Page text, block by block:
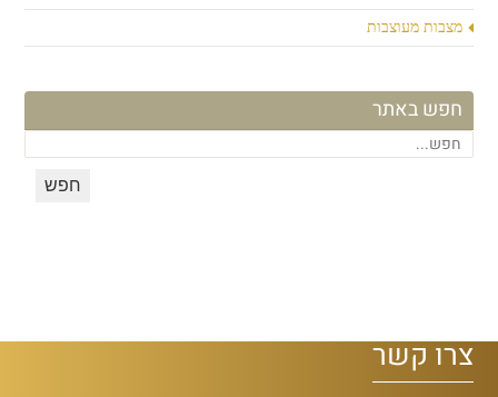
מצבות מעוצבות
חפש באתר
צרו קשר